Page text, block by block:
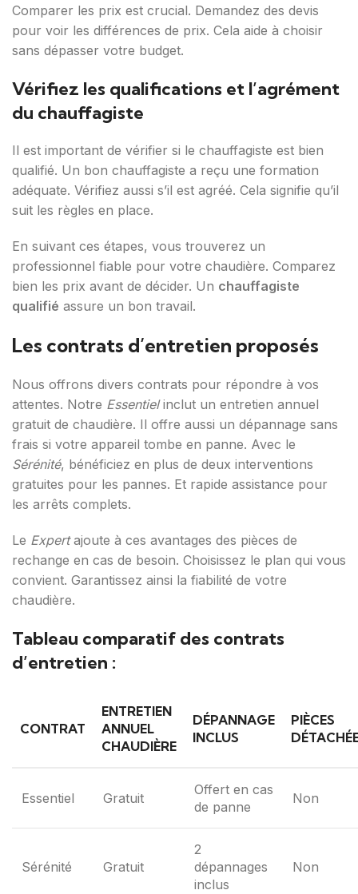
Comparer les prix est crucial. Demandez des devis
pour voir les différences de prix. Cela aide à choisir
sans dépasser votre budget.
Vérifiez les qualifications et l’agrément
du chauffagiste
Il est important de vérifier si le chauffagiste est bien
qualifié. Un bon chauffagiste a reçu une formation
adéquate. Vérifiez aussi s’il est agréé. Cela signifie qu’il
suit les règles en place.
En suivant ces étapes, vous trouverez un
professionnel fiable pour votre chaudière. Comparez
bien les prix avant de décider. Un chauffagiste
qualifié assure un bon travail.
Les contrats d’entretien proposés
Nous offrons divers contrats pour répondre à vos
attentes. Notre Essentielinclut un entretien annuel
gratuit de chaudière. Il offre aussi un dépannage sans
frais si votre appareil tombe en panne. Avec le
Sérénité, bénéficiez en plus de deux interventions
gratuites pour les pannes. Et rapide assistance pour
les arrêts complets.
Le Expertajoute à ces avantages des pièces de
rechange en cas de besoin. Choisissez le plan qui vous
convient. Garantissez ainsi la fiabilité de votre
chaudière.
Tableau comparatif des contrats
d’entretien :
CONTRAT
ENTRETIEN
ANNUEL
CHAUDIÈRE
DÉPANNAGE
INCLUS
PIÈCES
Essentiel Gratuit
Offert en cas
de panne
Non
Sérénité Gratuit
2
dépannages
inclus
Non